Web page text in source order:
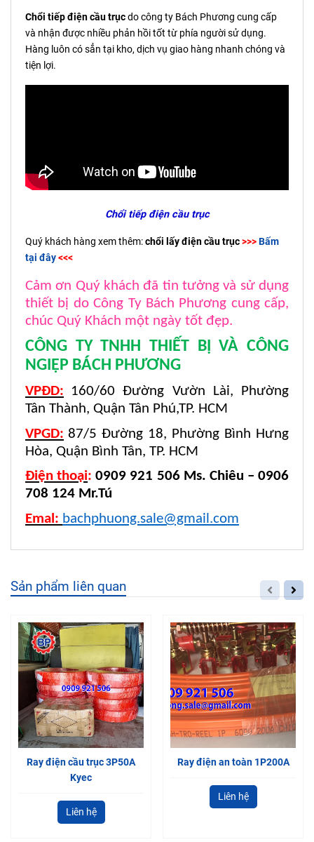
Chổi tiếp điện cầu trụcdo công ty Bách Phương cung cấp
và nhận được nhiều phản hồi tốt từ phía người sử dụng.
Hàng luôn có sẳn tại kho, dịch vụ giao hàng nhanh chóng và
tiện lợi.
Chổi tiếp điện cầu trục
Quý khách hàng xem thêm:chổi lấy điện cầu trục>>>Bấm
tại đây<<<
Cảm ơn Quý khách đã tin tưởng và sử dụng
thiết bị do Công Ty Bách Phương cung cấp,
chúc Quý Khách một ngày tốt đẹp.
CÔNG TY TNHH THIẾT BỊ VÀ CÔNG
NGIỆP BÁCH PHƯƠNG
VPĐD:
160/60 Đường Vườn Lài, Phường
Tân Thành, Quận Tân Phú,TP. HCM
VPGD: 87/5 Đường 18, Phường Bình Hưng
Hòa, Quận Bình Tân, TP. HCM
Điện thoại:0909 921 506 Ms. Chiêu – 0906
708 124 Mr.Tú
Emal: bachphuong.sale@gmail.com
Sản phẩm liên quan
Ray điện cầu trục 3P50A
Kyec
Liên hệ
Ray điện an toàn 1P200A
Liên hệ